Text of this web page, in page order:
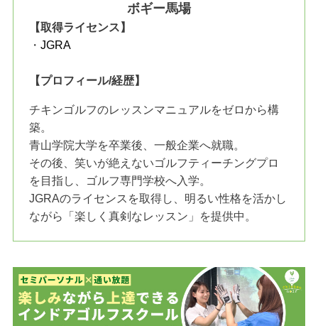
ボギー馬場
【取得ライセンス】
・JGRA
【プロフィール/経歴】
チキンゴルフのレッスンマニュアルをゼロから構
築。
青山学院大学を卒業後、一般企業へ就職。
その後、笑いが絶えないゴルフティーチングプロ
を目指し、ゴルフ専門学校へ入学。
JGRAのライセンスを取得し、明るい性格を活かし
ながら「楽しく真剣なレッスン」を提供中。